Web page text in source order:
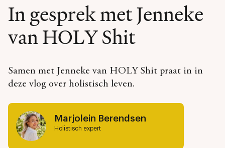
In gesprek met Jenneke
van HOLY Shit
Samen met Jenneke van HOLY Shit praat in in
deze vlog over holistisch leven.
Marjolein Berendsen
Holistisch expert